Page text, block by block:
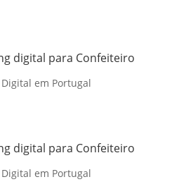
digital para Confeiteiro
em Portugal
digital para Confeiteiro
em Portugal